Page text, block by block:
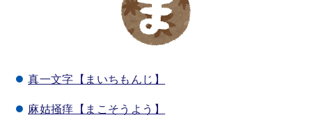
真一文字【まいちもんじ】
麻姑掻痒【まこそうよう】